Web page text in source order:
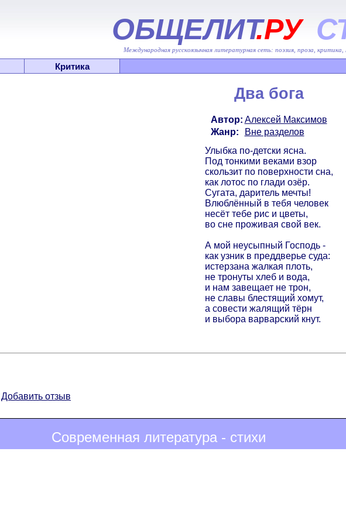
ОБЩЕЛИТ.РУ
Международная русскоязычная литературная сеть: поэзия, проза, критика,
Критика
Два бога
Автор: Алексей Максимов
Жанр:
Вне разделов
Улыбка по-детски ясна.
Под тонкими веками взор
скользит по поверхности сна,
как лотос по глади озёр.
Сугата, даритель мечты!
Влюблённый в тебя человек
несёт тебе рис и цветы,
во сне проживая свой век.
А мой неусыпный Господь -
как узник в преддверье суда:
истерзана жалкая плоть,
не тронуты хлеб и вода,
и нам завещает не трон,
не славы блестящий хомут,
а совести жалящий тёрн
и выбора варварский кнут.
Добавить отзыв
Современная литература - стихи